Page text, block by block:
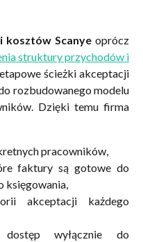
kosztów Scanyeoprócz
struktury przychodów i
ścieżki akceptacji
rozbudowanego modelu
Dzięki temu firma
pracowników,
faktury są gotowe do
księgowania,
akceptacji każdego
dostęp wyłącznie do